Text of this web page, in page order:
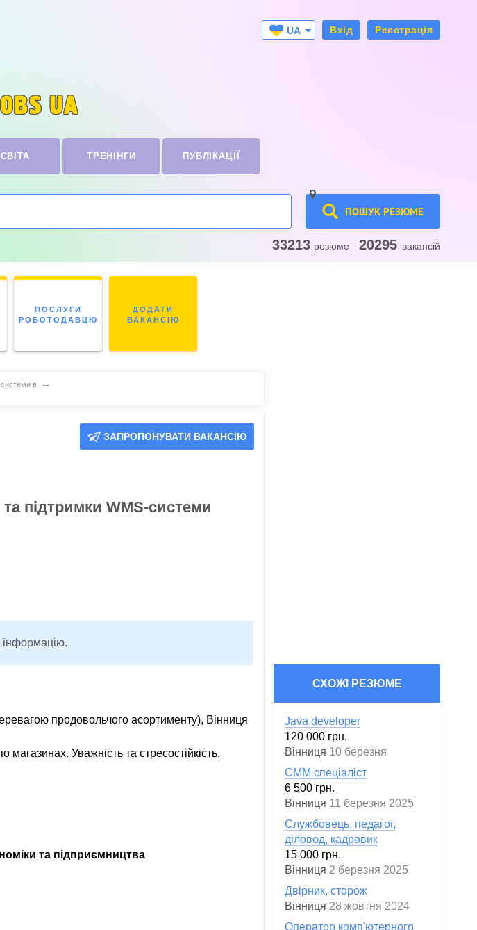
UA
Вхід Реєстрація
UA
ТРЕНІНГИ ПУБЛІКАЦІЇ
ПОШУК РЕЗЮМЕ
33213 резюме 20295 вакансій
ПОСЛУГИ
РОБОТОДАВЦЮ
ДОДАТИ
ВАКАНСІЮ
системи в →
ЗАПРОПОНУВАТИ ВАКАНСІЮ
підтримки WMS-системи
інформацію.
продовольчого асортименту), Вінниця
Уважність та стресостійкість.
СХОЖІ РЕЗЮМЕ
Java developer
120 000 грн.
Вінниця 10 березня
СММ спеціаліст
6 500 грн.
Вінниця 11 березня 2025
Службовець, педагог,
діловод, кадровик
15 000 грн.
Вінниця 2 березня 2025
Двірник, сторож
Вінниця 28 жовтня 2024
Оператор комп'ютерного